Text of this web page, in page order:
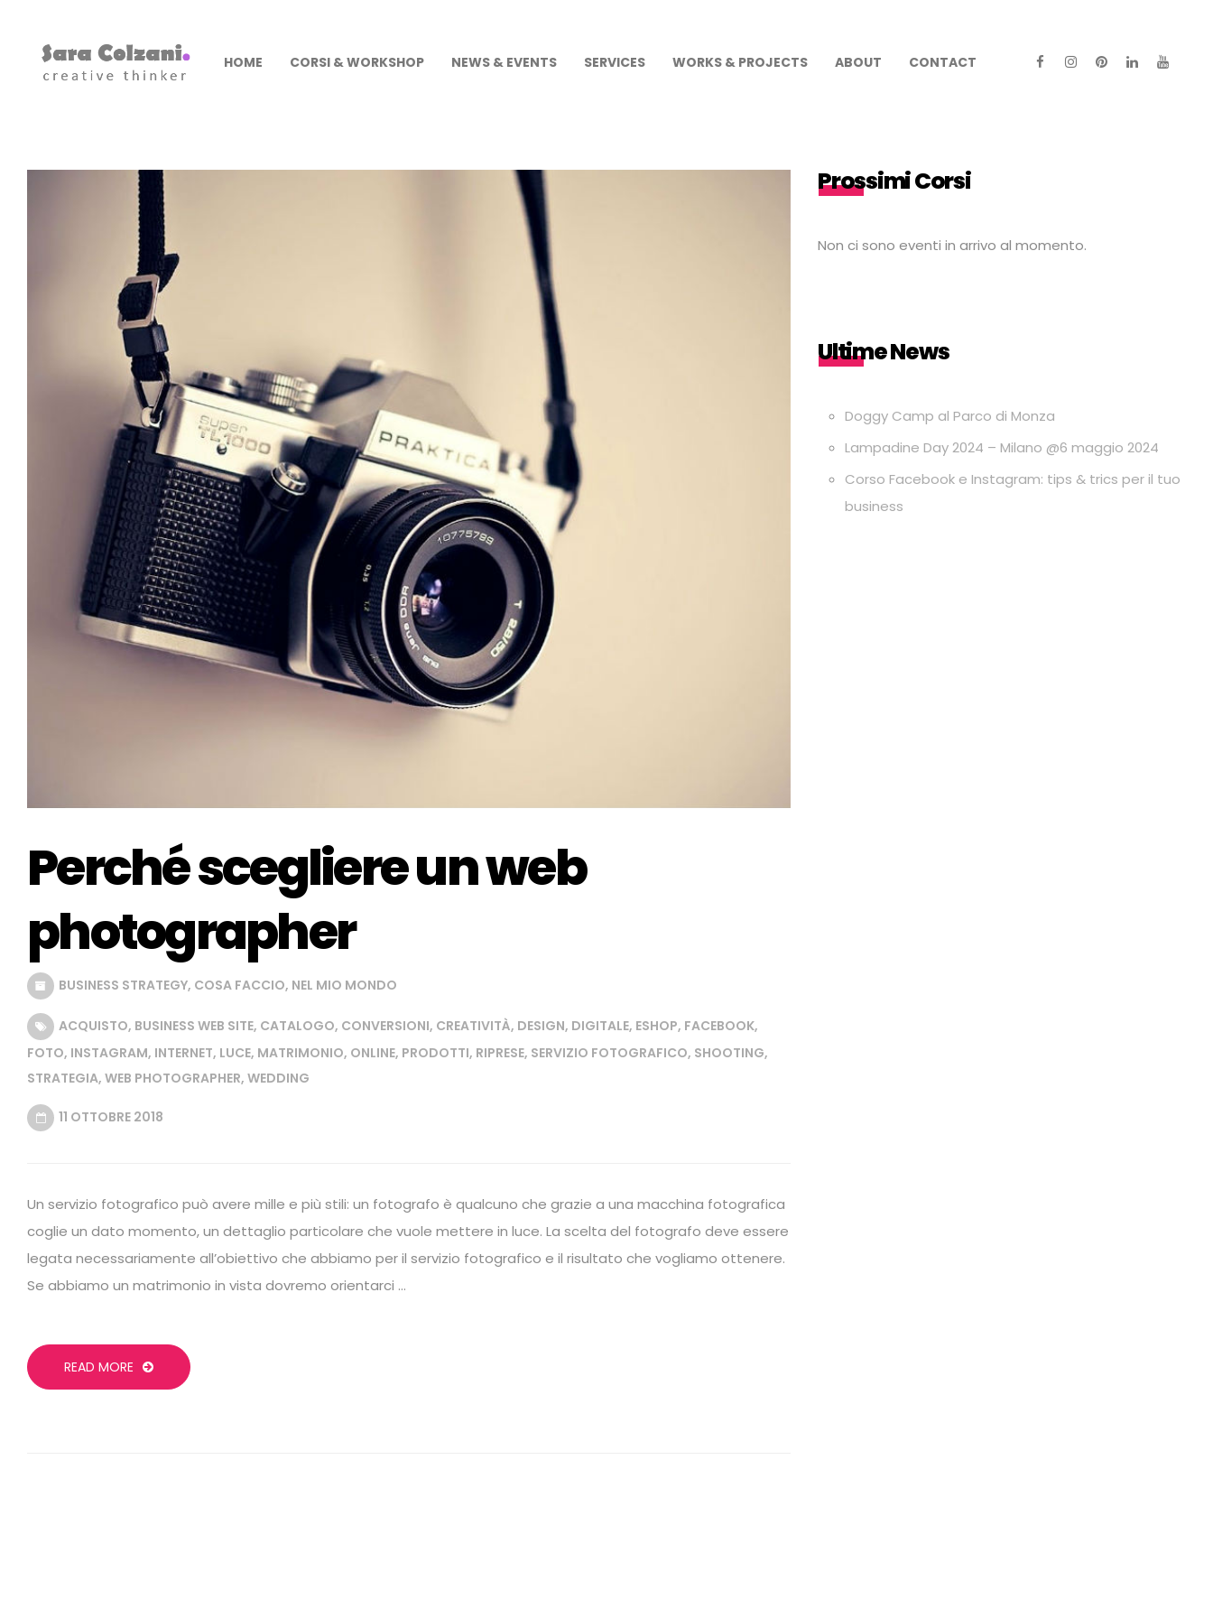
HOME CORSI & WORKSHOP NEWS & EVENTS SERVICES WORKS & PROJECTS ABOUT CONTACT
Perché scegliere un web
photographer
BUSINESS STRATEGY, COSA FACCIO, NEL MIO MONDO
ACQUISTO, BUSINESS WEB SITE, CATALOGO, CONVERSIONI, CREATIVITÀ, DESIGN, DIGITALE, ESHOP, FACEBOOK,
FOTO, INSTAGRAM, INTERNET, LUCE, MATRIMONIO, ONLINE, PRODOTTI, RIPRESE, SERVIZIO FOTOGRAFICO, SHOOTING,
STRATEGIA, WEB PHOTOGRAPHER, WEDDING
11 OTTOBRE 2018
Un servizio fotografico può avere mille e più stili: un fotografo è qualcuno che grazie a una macchina fotografica
coglie un dato momento, un dettaglio particolare che vuole mettere in luce. La scelta del fotografo deve essere
legata necessariamente all’obiettivo che abbiamo per il servizio fotografico e il risultato che vogliamo ottenere.
Se abbiamo un matrimonio in vista dovremo orientarci …
READ MORE
Prossimi Corsi
Non ci sono eventi in arrivo al momento.
Ultime News
Doggy Camp al Parco di Monza
Lampadine Day 2024 – Milano @6 maggio 2024
Corso Facebook e Instagram: tips & trics per il tuo
business